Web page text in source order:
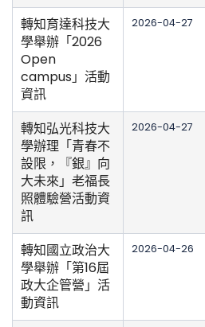
轉知育達科技大
學舉辦「2026
Open
campus」活動
資訊
2026-04-27
轉知弘光科技大
學辦理「青春不
設限，『銀』向
大未來」老福長
照體驗營活動資
訊
2026-04-27
轉知國立政治大
學舉辦「第16屆
政大企管營」活
動資訊
2026-04-26